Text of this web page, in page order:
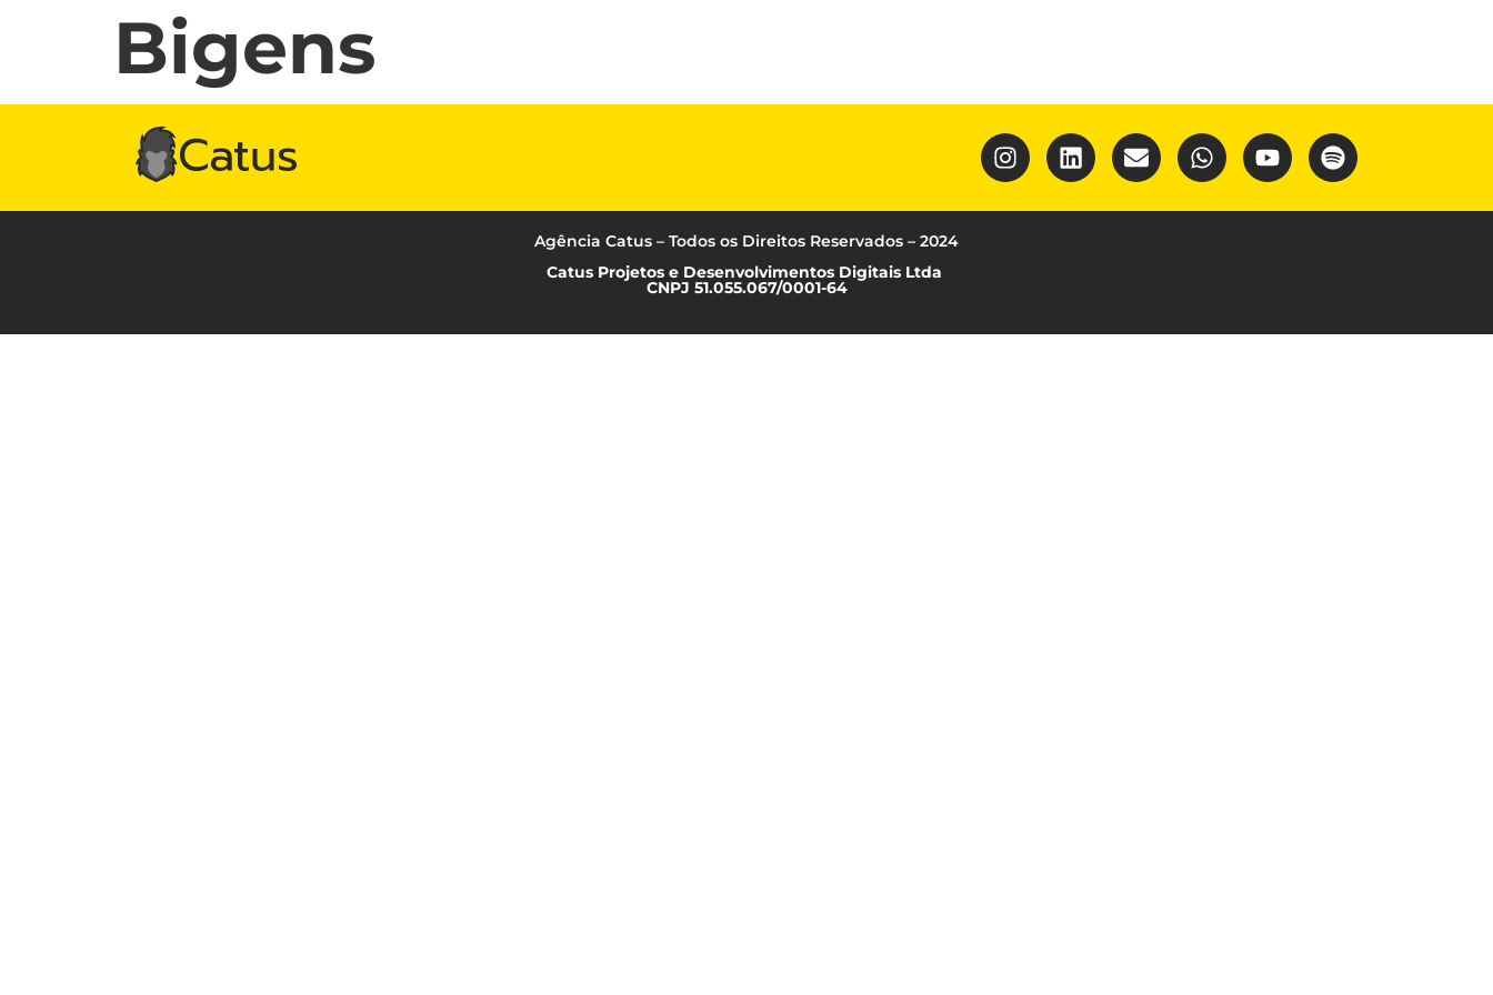
Bigens
Agência Catus – Todos os Direitos Reservados – 2024
Catus Projetos e Desenvolvimentos Digitais Ltda
CNPJ 51.055.067/0001-64